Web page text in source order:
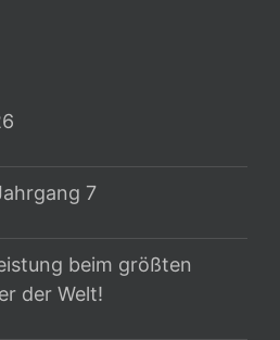
7
beim größten
der Welt!